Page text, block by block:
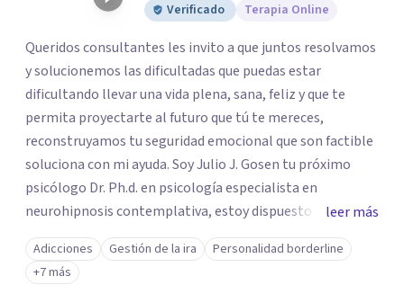
Verificado
Terapia Online
Queridos consultantes les invito a que juntos resolvamos
y solucionemos las dificultadas que puedas estar
dificultando llevar una vida plena, sana, feliz y que te
permita proyectarte al futuro que tú te mereces,
reconstruyamos tu seguridad emocional que son factible
soluciona con mi ayuda. Soy Julio J. Gosen tu próximo
psicólogo Dr. Ph.d. en psicología especialista en
neurohipnosis contemplativa, estoy dispuesto y deseoso
de acompañarte en este camino de auto descubrimiento
y crecimiento personal dejando atrás todo aquello que
nos impiden avanzar y ser exitosos.Vamos a transitar
leer más
Adicciones Gestión de la ira
Personalidad borderline
+7 más